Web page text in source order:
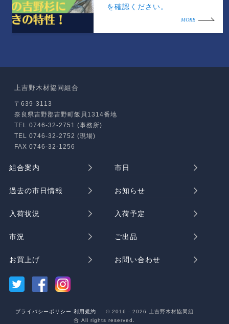
を確認ください。
MORE
上吉野木材協同組合
〒639-3113
奈良県吉野郡吉野町飯貝1314番地
TEL 0746-32-2751 (事務所)
TEL 0746-32-2752 (現場)
FAX 0746-32-1256
組合案内 市日
過去の市日情報 お知らせ
入荷状況 入荷予定
市況 ご出品
お買上げ お問い合わせ
プライバシーポリシー 利用規約
© 2016 - 2026 上吉野木材協同組
合 All rights reserved.